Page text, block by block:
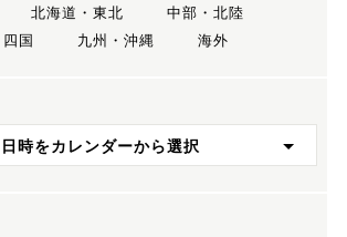
北海道・東北
中部・北陸
国 九州・沖縄 海外
日時をカレンダーから選択